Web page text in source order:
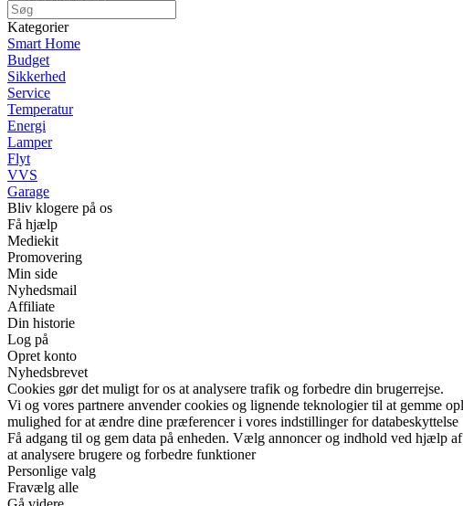
Kategorier
Smart Home
Budget
Sikkerhed
Service
Temperatur
Energi
Lamper
Flyt
VVS
Garage
Bliv klogere på os
Få hjælp
Mediekit
Promovering
Min side
Nyhedsmail
Affiliate
Din historie
Log på
Opret konto
Nyhedsbrevet
Cookies gør det muligt for os at analysere trafik og forbedre din brugerrejse.
Vi og vores partnere anvender cookies og lignende teknologier til at gemme
mulighed for at ændre dine præferencer i vores indstillinger for databeskyttelse
Få adgang til og gem data på enheden. Vælg annoncer og indhold ved hjælp
at analysere brugere og forbedre funktioner
Personlige valg
Fravælg alle